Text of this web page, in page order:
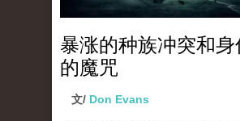
暴涨的种族冲突和身
的魔咒
文/ Don Evans